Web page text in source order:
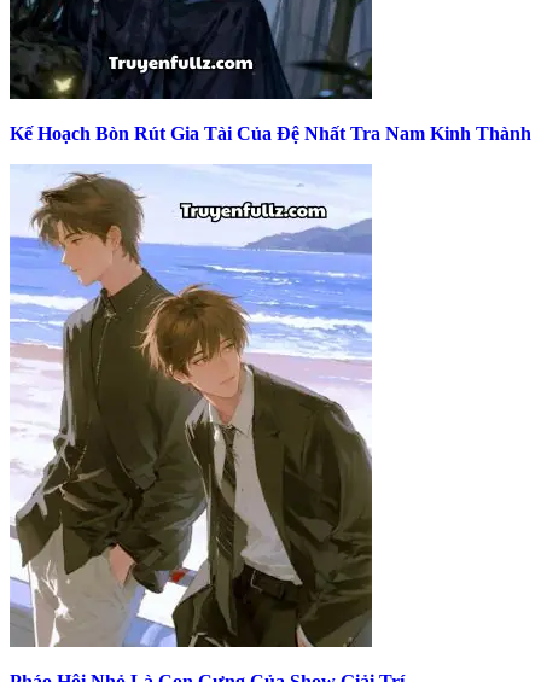
Kế Hoạch Bòn Rút Gia Tài Của Đệ Nhất Tra Nam Kinh Thành